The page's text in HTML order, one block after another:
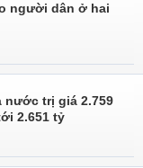
người dân ở hai
nước trị giá 2.759
2.651 tỷ